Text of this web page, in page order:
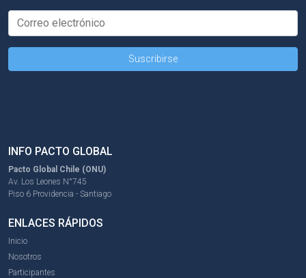
INFO PACTO GLOBAL
Pacto Global Chile (ONU)
Av. Los Leones N°745
Piso 6 Providencia - Santiago
ENLACES RÁPIDOS
Inicio
Nosotros
Participantes